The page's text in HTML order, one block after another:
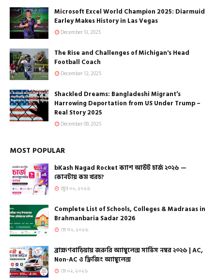
Microsoft Excel World Champion 2025: Diarmuid
Earley Makes History in Las Vegas
December 13, 2025
The Rise and Challenges of Michigan's Head
Football Coach
December 12, 2025
Shackled Dreams: Bangladeshi Migrant’s
Harrowing Deportation from US Under Trump –
Real Story 2025
December 09, 2025
MOST POPULAR
bKash Nagad Rocket ক্যাশ আউট চার্জ ২০২৬ —
কোনটায় কম খরচ?
জুন ০১, ২০২৬
Complete List of Schools, Colleges & Madrasas in
Brahmanbaria Sadar 2026
মে ৩১, ২০২৬
ব্রাহ্মণবাড়িয়ায় জরুরি অ্যাম্বুলেন্স সার্ভিস নম্বর ২০২৬ | AC,
Non-AC ও ফ্রিজিং অ্যাম্বুলেন্স
মে ০২, ২০২৬